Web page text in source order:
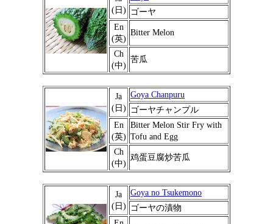
(日) ゴーヤ
En
(英)
Bitter Melon
Ch
(中)
苦瓜
Ja
(日)
Goya Chanpuru
ゴーヤチャンプル
En
(英)
Bitter Melon Stir Fry with
Tofu and Egg
Ch
(中)
鸡蛋豆腐炒苦瓜
Ja
(日)
Goya no Tsukemono
ゴーヤの漬物